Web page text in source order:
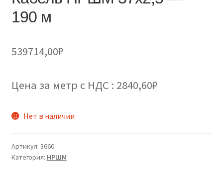
190 м
539714,00₽
Цена за метр с НДС : 2840,60₽
Нет в наличии
Артикул: 3660
Категория: НРШМ